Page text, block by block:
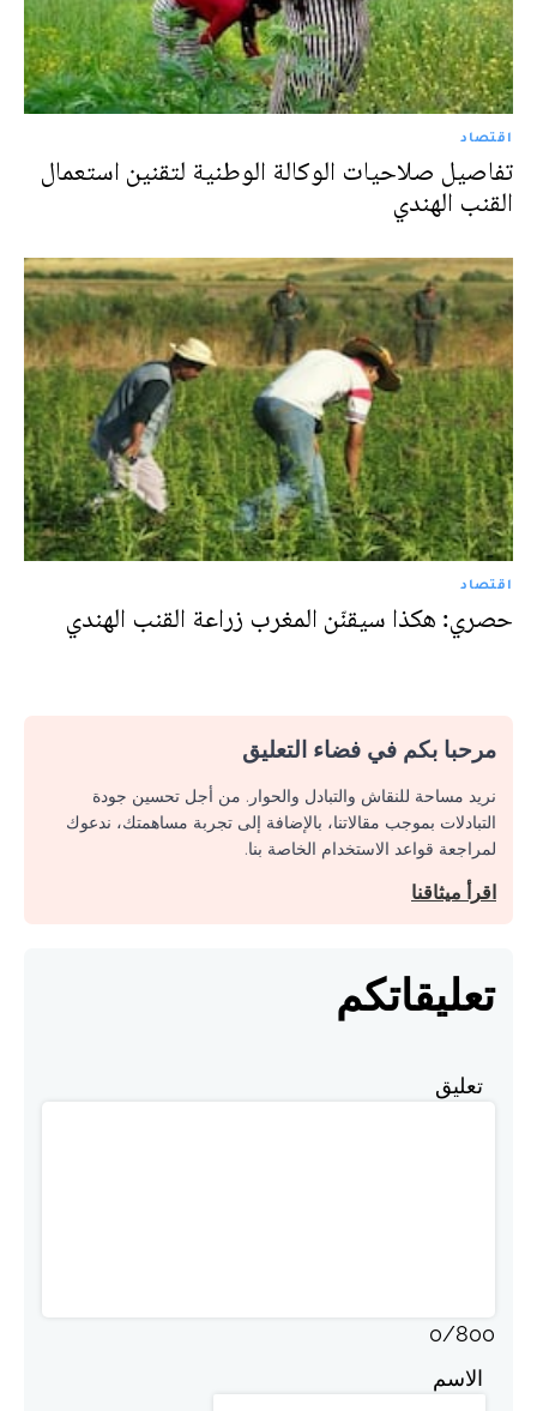
اقتصاد
تفاصيل صلاحيات الوكالة الوطنية لتقنين استعمال
القنب الهندي
اقتصاد
حصري: هكذا سيقنّن المغرب زراعة القنب الهندي
مرحبا بكم في فضاء التعليق
نريد مساحة للنقاش والتبادل والحوار. من أجل تحسين جودة
التبادلات بموجب مقالاتنا، بالإضافة إلى تجربة مساهمتك، ندعوك
لمراجعة قواعد الاستخدام الخاصة بنا.
اقرأ ميثاقنا
تعليقاتكم
تعليق
0/800
الاسم